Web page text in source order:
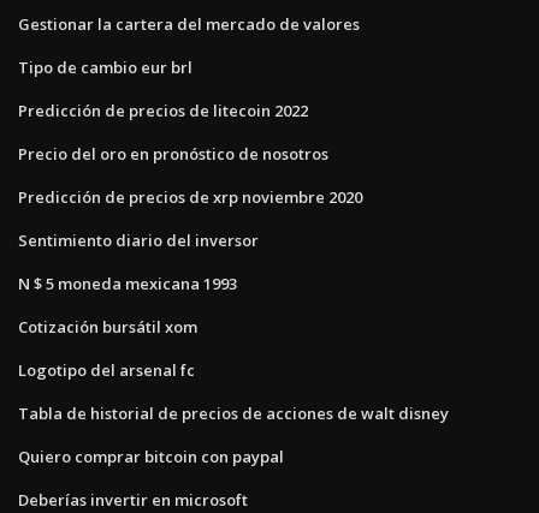
Gestionar la cartera del mercado de valores
Tipo de cambio eur brl
Predicción de precios de litecoin 2022
Precio del oro en pronóstico de nosotros
Predicción de precios de xrp noviembre 2020
Sentimiento diario del inversor
N $ 5 moneda mexicana 1993
Cotización bursátil xom
Logotipo del arsenal fc
Tabla de historial de precios de acciones de walt disney
Quiero comprar bitcoin con paypal
Deberías invertir en microsoft